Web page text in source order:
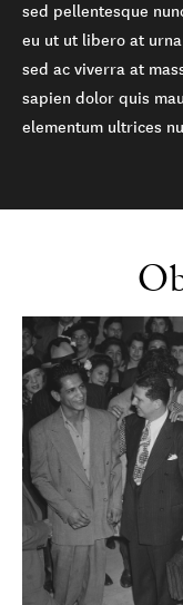
sed pellentesque
eu ut ut libero at
sed ac viverra at
sapien dolor quis
elementum ultrices